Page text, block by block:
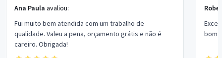
Ana Paula avaliou:
Fui muito bem atendida com um trabalho de
qualidade. Valeu a pena, orçamento grátis e não é
careiro. Obrigada!
bom